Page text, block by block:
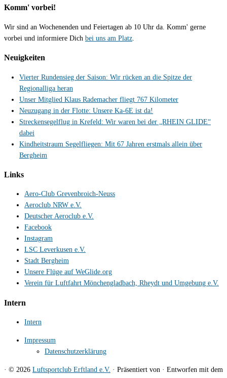
Komm' vorbei!
Wir sind an Wochenenden und Feiertagen ab 10 Uhr da. Komm' gerne
vorbei und informiere Dich bei uns am Platz
Neuigkeiten
Vierter Rundensieg der Saison: Wir rücken an die Spitze der
Regionalliga heran
Unser Mitglied Klaus Rademacher fliegt 767 Kilometer
Neuzugang in der Flotte: Unsere Ka-6E ist da!
Streckensegelflug in Krefeld: Wir waren bei der „RHEIN GLIDE“
dabei
Kindheitstraum Segelfliegen: Mit 67 Jahren erstmals allein über
Bergheim
Links
Aero-Club Grevenbroich-Neuss
Aeroclub NRW e.V.
Deutscher Aeroclub e.V.
Facebook
Instagram
LSC Leverkusen e.V.
Stadt Bergheim
Unsere Flüge auf WeGlide.org
Verein für Luftfahrt Mönchengladbach, Rheydt und Umgebung e.V.
Intern
Intern
Impressum
Datenschutzerklärung
· © 2026 Luftsportclub Erftland e.V. · Präsentiert von · Entworfen mit dem